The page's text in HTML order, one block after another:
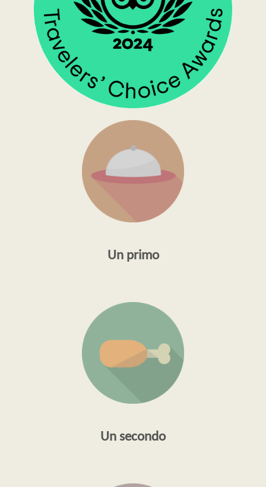
Un primo
Un secondo